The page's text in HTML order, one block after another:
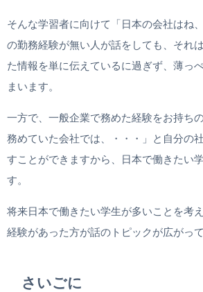
そんな学習者に向けて「日本の会社はね
の勤務経験が無い人が話をしても、それ
た情報を単に伝えているに過ぎず、薄っ
まいます。
一方で、一般企業で務めた経験をお持ち
務めていた会社では、・・・」と自分の
すことができますから、日本で働きたい
す。
将来日本で働きたい学生が多いことを考
経験があった方が話のトピックが広がっ
さいごに